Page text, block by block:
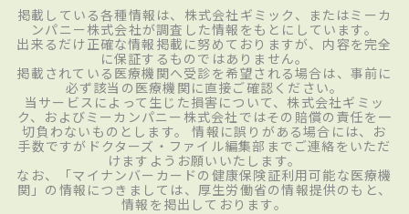
掲載している各種情報は、株式会社ギミック、またはミーカ
ンパニー株式会社が調査した情報をもとにしています。
出来るだけ正確な情報掲載に努めておりますが、内容を完全
に保証するものではありません。
掲載されている医療機関へ受診を希望される場合は、事前に
必ず該当の医療機関に直接ご確認ください。
当サービスによって生じた損害について、株式会社ギミッ
ク、およびミーカンパニー株式会社ではその賠償の責任を一
切負わないものとします。 情報に誤りがある場合には、お
手数ですがドクターズ・ファイル編集部までご連絡をいただ
けますようお願いいたします。
なお、「マイナンバーカードの健康保険証利用可能な医療機
関」の情報につきましては、厚生労働省の情報提供のもと、
情報を掲出しております。